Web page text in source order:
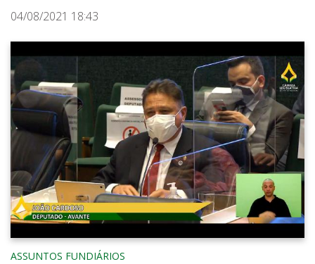
04/08/2021 18:43
ASSUNTOS FUNDIÁRIOS